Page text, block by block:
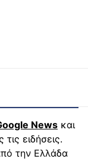
News και
ειδήσεις.
την Ελλάδα